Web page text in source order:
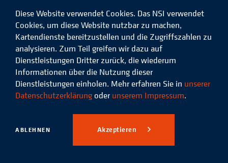
Das
NSI
Facebook
Das
NSI
auf
LinkedIn
Das
NSI
auf
Instagram
Das
Xing
© 2026 Niedersächsisches
Studieninstitut für kommunale
Verwaltung e.V.
Datenschutz Impressum
Diese Website verwendet Cookies. Das NSI verwendet
Cookies, um diese Website nutzbar zu machen,
Kartendienste bereitzustellen und die Zugriffszahlen zu
analysieren. Zum Teil greifen wir dazu auf
Dienstleistungen Dritter zurück, die wiederum
Informationen über die Nutzung dieser
Dienstleistungen einholen. Mehr erfahren Sie in unserer
Datenschutzerklärung oder unserem Impressum.
ABLEHNEN Akzeptieren